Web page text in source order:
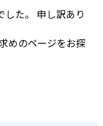
した。 申し訳あり
めのページをお探